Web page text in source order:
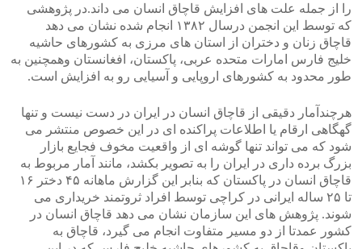
را از جمله علت های افزایش قاچاق انسان می داند.در پژوهشی
که توسط این انجمن درسال ۱۳۸۲ انجام شده نشان می دهد
قاچاق زنان و دختران از استان های مرزی به کشورهای حاشیه
خلیج فارس امارات متحده عربی، پاکستان، افغانستان وهمچنین به
طور محدود به کشورهای اروپایی و آسیایی رو به افزایش است.
هرچندآمار دقیقی از قاچاق انسان در ایران در دست نیست و تنها
گهگاهی ارقام یا اطلاعات پراکنده ای در این خصوص منتشر می
شود که می تواند تنها گوشه ای از واقعیت مخوف فجایع بازار
بزرگ برده داری در ایران را به تصویر بکشد، مانند آمار مربوط به
قاچاق انسان در پاکستان که بنابر این گزارش ماهانه ۴۵ دختر ۱۶
تا ۲۵ ساله ایرانی در کراچی توسط افراد ثروتمند خریداری می
شوند. پژوهش های این سازمان نشان می دهد قاچاق انسان در
کشور عمدتا از دو مسیر متفاوت انجام می گیرد، قاچاق به